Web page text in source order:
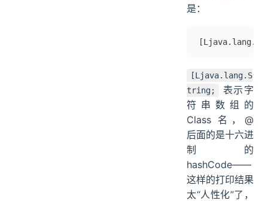
是：
[Ljava.lang.S
tring;
表示字
符串数组的
Class 名，@
后面的是十六进
制的
hashCode——
这样的打印结果
太“人性化”了，